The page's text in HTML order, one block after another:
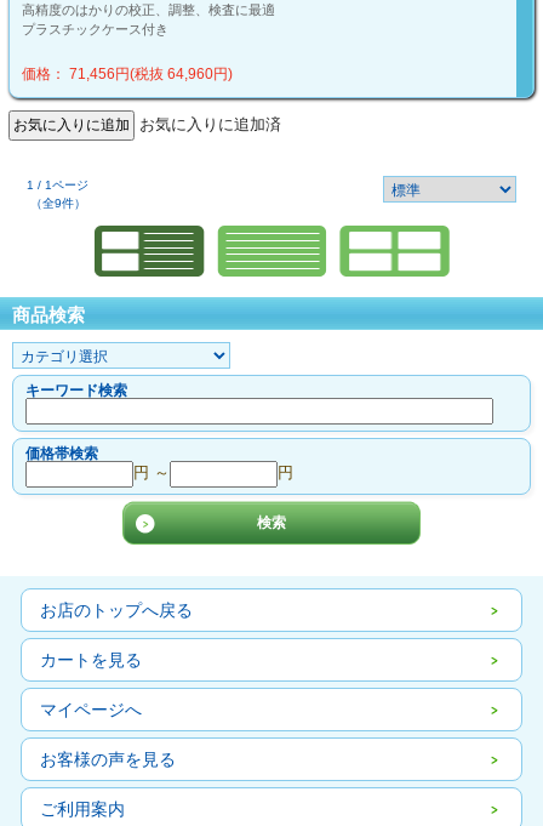
高精度のはかりの校正、調整、検査に最適
プラスチックケース付き
価格： 71,456円(税抜 64,960円)
お気に入りに追加済
1 / 1ページ
（全9件）
商品検索
キーワード検索
価格帯検索
円 ～ 円
お店のトップへ戻る
カートを見る
マイページへ
お客様の声を見る
ご利用案内